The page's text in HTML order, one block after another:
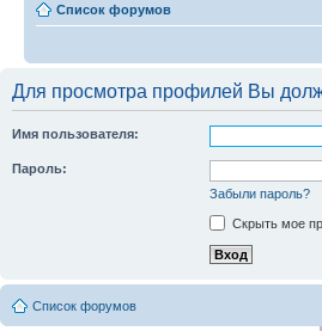
Список форумов
Для просмотра профилей Вы
Имя пользователя:
Пароль:
Забыли пароль?
Скрыть мое
Список форумов